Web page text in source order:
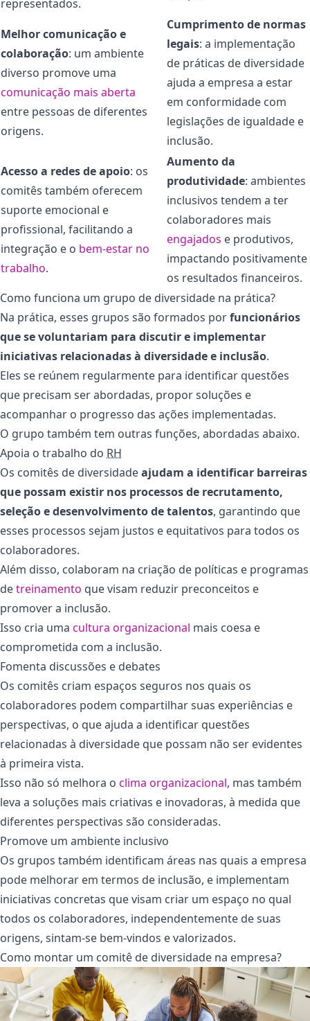
representados.
Melhor comunicação e
colaboração: um ambiente
diverso promove uma
comunicação mais aberta
entre pessoas de diferentes
origens.
Cumprimento de normas
legais: a implementação
de práticas de diversidade
ajuda a empresa a estar
em conformidade com
legislações de igualdade e
inclusão.
Acesso a redes de apoio: os
comitês também oferecem
suporte emocional e
profissional, facilitando a
integração e o bem-estar no
trabalho.
Aumento da
produtividade: ambientes
inclusivos tendem a ter
colaboradores mais
engajados e produtivos,
impactando positivamente
os resultados financeiros.
Como funciona um grupo de diversidade na prática?
Na prática, esses grupos são formados porfuncionários
que se voluntariam para discutir e implementar
iniciativas relacionadas à diversidade e inclusão.
Eles se reúnem regularmente para identificar questões
que precisam ser abordadas, propor soluções e
acompanhar o progresso das ações implementadas.
O grupo também tem outras funções, abordadas abaixo.
Apoia o trabalho do RH
Os comitês de diversidadeajudam a identificar barreiras
que possam existir nos processos de recrutamento,
seleção e desenvolvimento de talentos, garantindo que
esses processos sejam justos e equitativos para todos os
colaboradores.
Além disso, colaboram na criação de políticas e programas
detreinamento que visam reduzir preconceitos e
promover a inclusão.
Isso cria uma cultura organizacional mais coesa e
comprometida com a inclusão.
Fomenta discussões e debates
Os comitês criam espaços seguros nos quais os
colaboradores podem compartilhar suas experiências e
perspectivas, o que ajuda a identificar questões
relacionadas à diversidade que possam não ser evidentes
à primeira vista.
Isso não só melhora o clima organizacional, mas também
leva a soluções mais criativas e inovadoras, à medida que
diferentes perspectivas são consideradas.
Promove um ambiente inclusivo
Os grupos também identificam áreas nas quais a empresa
pode melhorar em termos de inclusão, e implementam
iniciativas concretas que visam criar um espaço no qual
todos os colaboradores, independentemente de suas
origens, sintam-se bem-vindos e valorizados.
Como montar um comitê de diversidade na empresa?